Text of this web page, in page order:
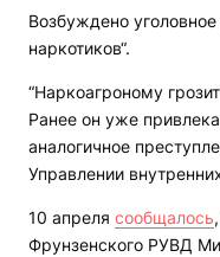
Возбуждено
наркотиков“.
“Наркоагроному
Ранее он уже
аналогичное
Управлении
10 апреля сообщалось
Фрунзенского РУВД